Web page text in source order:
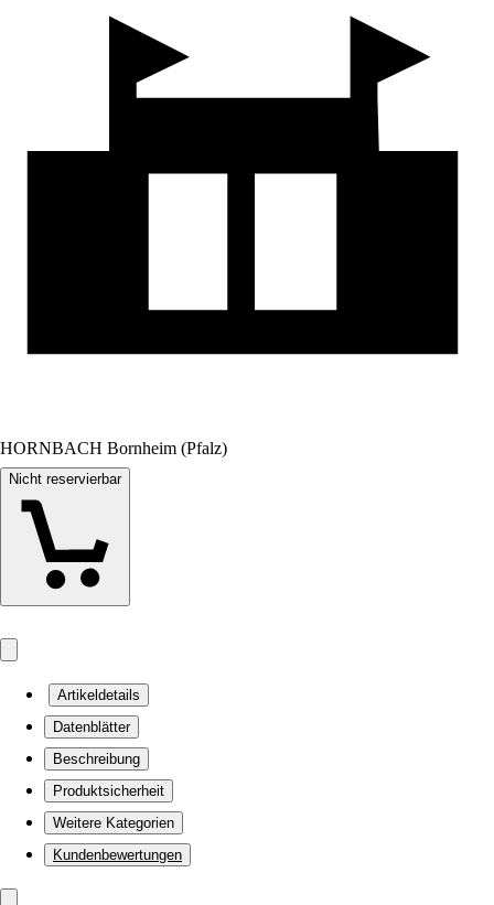
HORNBACH Bornheim (Pfalz)
Nicht reservierbar
Artikeldetails
Datenblätter
Beschreibung
Produktsicherheit
Weitere Kategorien
Kundenbewertungen